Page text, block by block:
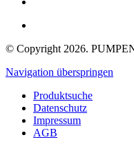
© Copyright 2026.
Navigation überspringen
Produktsuche
Datenschutz
Impressum
AGB